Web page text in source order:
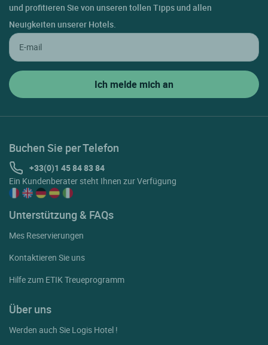
und profitieren Sie von unseren tollen Tipps und allen
Neuigkeiten unserer Hotels.
Buchen Sie per Telefon
+33(0)1 45 84 83 84
Ein Kundenberater steht Ihnen zur Verfügung
Unterstützung & FAQs
Mes Reservierungen
Kontaktieren Sie uns
Hilfe zum ETIK Treueprogramm
Über uns
Werden auch Sie Logis Hotel !